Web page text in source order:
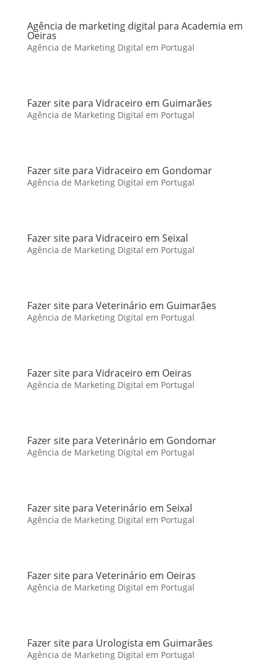
Agência de marketing digital para Academia em
Oeiras
Agência de Marketing Digital em Portugal
Fazer site para Vidraceiro em Guimarães
Agência de Marketing Digital em Portugal
Fazer site para Vidraceiro em Gondomar
Agência de Marketing Digital em Portugal
Fazer site para Vidraceiro em Seixal
Agência de Marketing Digital em Portugal
Fazer site para Veterinário em Guimarães
Agência de Marketing Digital em Portugal
Fazer site para Vidraceiro em Oeiras
Agência de Marketing Digital em Portugal
Fazer site para Veterinário em Gondomar
Agência de Marketing Digital em Portugal
Fazer site para Veterinário em Seixal
Agência de Marketing Digital em Portugal
Fazer site para Veterinário em Oeiras
Agência de Marketing Digital em Portugal
Fazer site para Urologista em Guimarães
Agência de Marketing Digital em Portugal